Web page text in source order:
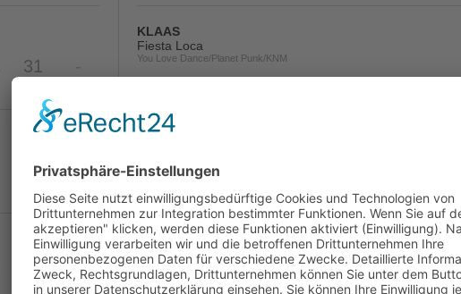
31
KLAAS
Fiesta Loca
You Love Dance/Planet Punk/KNM
13 34
DRENCHILL FEAT. INDIIANA
45 -
JOEL CORRY x DAVID GUETTA x BRYSON TILLER
What Would You Do?
Atlantic/Warner